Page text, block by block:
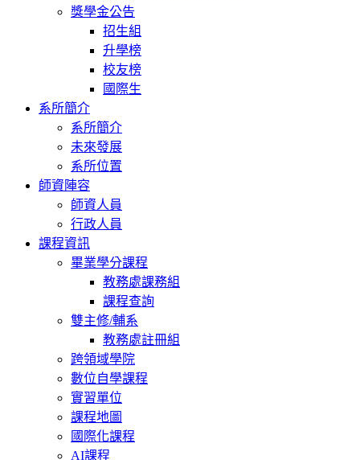
獎學金公告
招生組
升學榜
校友榜
國際生
系所簡介
系所簡介
未來發展
系所位置
師資陣容
師資人員
行政人員
課程資訊
畢業學分課程
教務處課務組
課程查詢
雙主修/輔系
教務處註冊組
跨領域學院
數位自學課程
實習單位
課程地圖
國際化課程
AI課程